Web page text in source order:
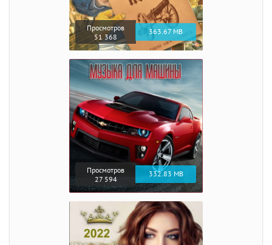
Просмотров
51 368
363.67 MB
Просмотров
27 594
332.83 MB